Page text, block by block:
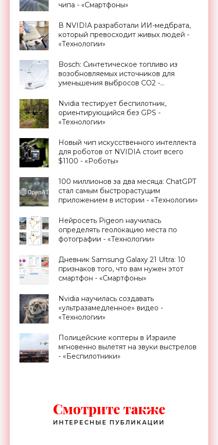
чипа - «Смартфоны»
В NVIDIA разработали ИИ-медбрата,
который превосходит живых людей -
«Технологии»
Bosch: Синтетическое топливо из
возобновляемых источников для
уменьшения выбросов CO2 -
Nvidia тестирует беспилотник,
ориентирующийся без GPS -
«Технологии»
Новый чип искусственного интеллекта
для роботов от NVIDIA стоит всего
$1100 - «Роботы»
100 миллионов за два месяца: ChatGPT
стал самым быстрорастущим
приложением в истории - «Технологии»
Нейросеть Pigeon научилась
определять геолокацию места по
фотографии - «Технологии»
Дневник Samsung Galaxy 21 Ultra: 10
признаков того, что вам нужен этот
смартфон - «Смартфоны»
Nvidia научилась создавать
«ультразамедленное» видео -
«Технологии»
Полицейские коптеры в Израиле
мгновенно вылетят на звуки выстрелов
- «Беспилотники»
Смотрите также
ИНТЕРЕСНЫЕ ПУБЛИКАЦИИ